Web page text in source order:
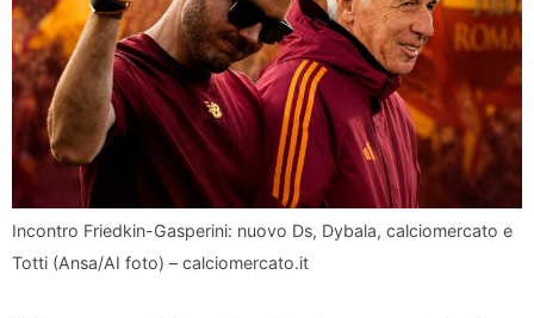
Incontro Friedkin-Gasperini: nuovo Ds, Dybala, calciomercato e
Totti (Ansa/AI foto) – calciomercato.it